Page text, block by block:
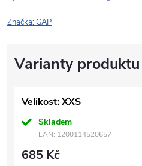
Značka:GAP
Velikost: XXS
Skladem
EAN: 1200114520657
685 Kč